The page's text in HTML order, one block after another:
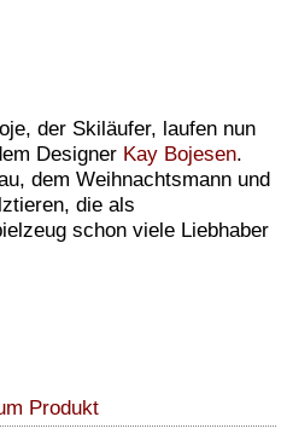
der Skiläufer, laufen nun
Designer Kay Bojesen.
dem Weihnachtsmann und
die als
schon viele Liebhaber
Produkt